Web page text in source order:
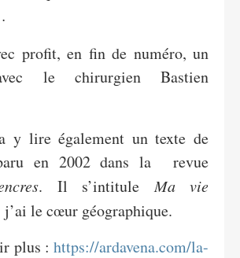
profit, en fin de numéro, un
le chirurgien Bastien
y lire également un texte de
en 2002 dans la revue
. Il s’intituleMa vie
j’ai le cœur géographique.
plus : https://ardavena.com/la-